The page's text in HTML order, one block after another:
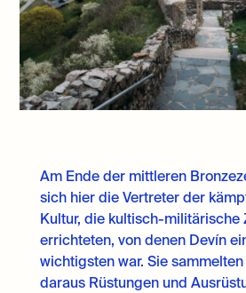
Am Ende der mittleren
sich hier die Vertreter der
Kultur, die kultisch-militärische
errichteten, von denen Devín
wichtigsten war. Sie
daraus Rüstungen und